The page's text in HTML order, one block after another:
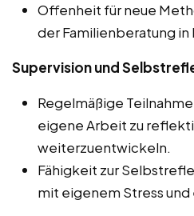
Offenheit für neue
der Familienberatung in
Supervision und
Regelmäßige
eigene Arbeit zu
weiterzuentwickeln.
Fähigkeit zur
mit eigenem Stress